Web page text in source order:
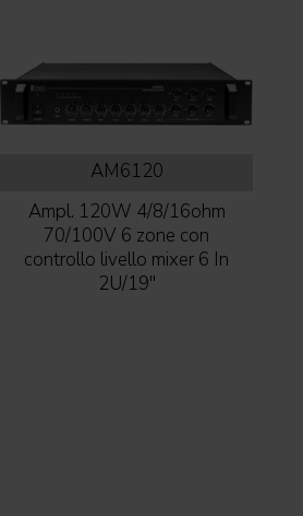
AM6120
Ampl. 120W 4/8/16ohm
70/100V 6 zone con
controllo livello mixer 6 In
2U/19''